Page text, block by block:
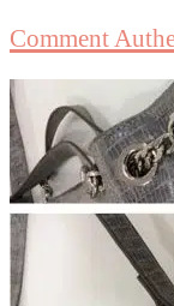
Comment